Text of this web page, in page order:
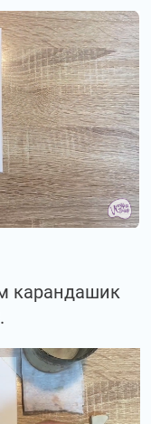
карандашик